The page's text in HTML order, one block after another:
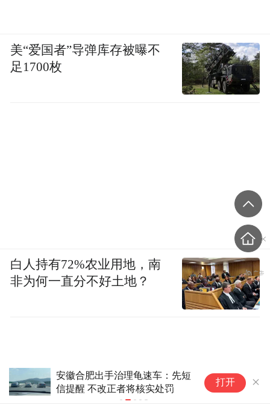
安徽合肥出手治理龟速车：先短
信提醒 不改正者将核实处罚
打开
美“爱国者”导弹库存被曝不
足1700枚
白人持有72%农业用地，南
非为何一直分不好土地？